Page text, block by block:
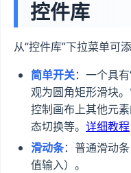
控件库
从“控件库”下拉菜单可添
简单开关：一个具
观为圆角矩形滑块
控制画布上其他元
态切换等。 详细教程
滑动条：普通滑动
值输入）。